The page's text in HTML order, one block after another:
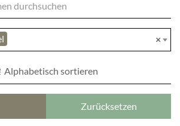
×
Alphabetisch sortieren
Zurücksetzen